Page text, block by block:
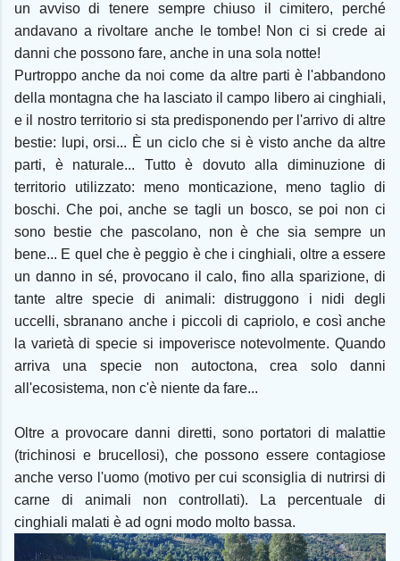
un avviso di tenere sempre chiuso il cimitero, perché
andavano a rivoltare anche le tombe! Non ci si crede ai
danni che possono fare, anche in una sola notte!
Purtroppo anche da noi come da altre parti è l'abbandono
della montagna che ha lasciato il campo libero ai cinghiali,
e il nostro territorio si sta predisponendo per l'arrivo di altre
bestie: lupi, orsi... È un ciclo che si è visto anche da altre
parti, è naturale... Tutto è dovuto alla diminuzione di
territorio utilizzato: meno monticazione, meno taglio di
boschi. Che poi, anche se tagli un bosco, se poi non ci
sono bestie che pascolano, non è che sia sempre un
bene... E quel che è peggio è che i cinghiali, oltre a essere
un danno in sé, provocano il calo, fino alla sparizione, di
tante altre specie di animali: distruggono i nidi degli
uccelli, sbranano anche i piccoli di capriolo, e così anche
la varietà di specie si impoverisce notevolmente. Quando
arriva una specie non autoctona, crea solo danni
all'ecosistema, non c'è niente da fare...
Oltre a provocare danni diretti, sono portatori di malattie
(trichinosi e brucellosi), che possono essere contagiose
anche verso l'uomo (motivo per cui sconsiglia di nutrirsi di
carne di animali non controllati). La percentuale di
cinghiali malati è ad ogni modo molto bassa.